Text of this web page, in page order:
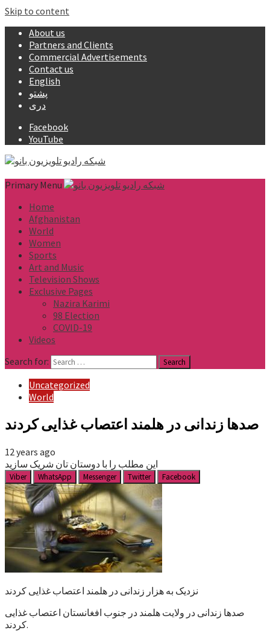
Skip to content
About us
Partners and Clients
Commercial Advertisements
Contact us
English
پشتو
دری
Facebook
YouTube
Primary Menu
Home
Afghanistan
World
Women
Sports
Art and Music
Television Shows
Exclusive Pages
Nazira Karimi
98 Election
COVID-19
Videos
Search for:
Uncategorized
World
صدها زندانی در هلمند اعتصاب غذایی کردند
12 years ago
این مطلب را با دوستان تان شریک سازید
Viber WhatsApp Messenger Twitter Facebook
نزدیک به هزار زندانی در هلمند اعتصاب غذایی کردند
صدها زندانی در ولایت هلمند در جنوب افغانستان اعتصاب غذایی
کردند.